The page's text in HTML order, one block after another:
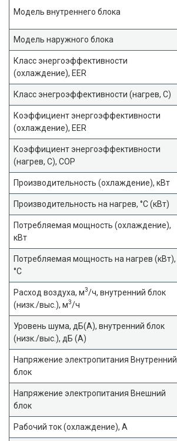
Модель внутреннего блока
Модель наружного блока
Класс энергоэффективности
(охлаждение), EER
Класс энегроэффективности (нагрев, С)
Коэффициент энергоэффективности
(охлаждение), EER
Коэффициент энергоэффективности
(нагрев, С), COP
Производительность (охлаждение), кВт
Производительность на нагрев, °С (кВт)
Потребляемая мощность (охлаждение),
кВт
Потребляемая мощность на нагрев (кВт),
°С
Расход воздуха, м3/ч, внутренний блок
(низк./выс.), м3/ч
Уровень шума, дБ(A), внутренний блок
(низк./выс.), дБ (А)
Напряжение электропитания Внутренний
блок
Напряжение электропитания Внешний
блок
Рабочий ток (охлаждение), А